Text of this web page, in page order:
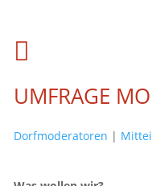

UMFRAGE
Dorfmoderatoren |